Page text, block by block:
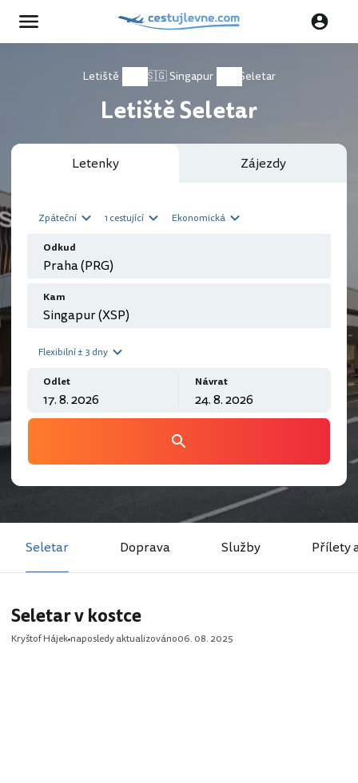
Letiště 🇸🇬 Singapur Seletar
Letiště Seletar
Letenky Zájezdy
Zpáteční 1 cestující Ekonomická
Odkud
Kam
Flexibilní ± 3 dny
Odlet Návrat
Seletar Doprava Služby Přílety
Seletar v kostce
Kryštof Hájek naposledy aktualizováno06. 08. 2025